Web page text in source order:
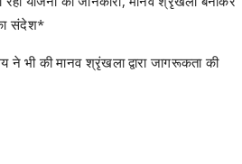
ने भी की मानव श्रृंखला द्वारा जागरूकता की